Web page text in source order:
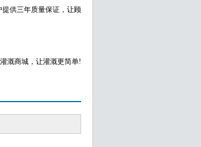
供三年质量保证，让顾
灌溉商城，让灌溉更简单!